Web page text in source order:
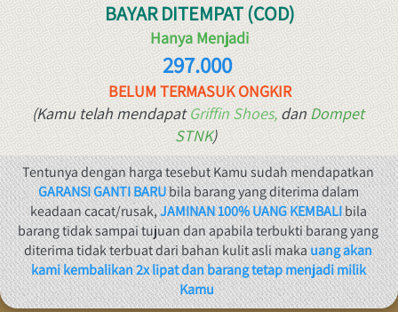
BAYAR DITEMPAT (COD)
Hanya Menjadi
297.000
BELUM TERMASUK ONGKIR
(Kamu telah mendapat Griffin Shoes, dan Dompet
STNK)
Tentunya dengan harga tesebut Kamu sudah mendapatkan
GARANSI GANTI BARU bila barang yang diterima dalam
keadaan cacat/rusak, JAMINAN 100% UANG KEMBALI bila
barang tidak sampai tujuan dan apabila terbukti barang yang
diterima tidak terbuat dari bahan kulit asli maka uang akan
kami kembalikan 2x lipat dan barang tetap menjadi milik
Kamu